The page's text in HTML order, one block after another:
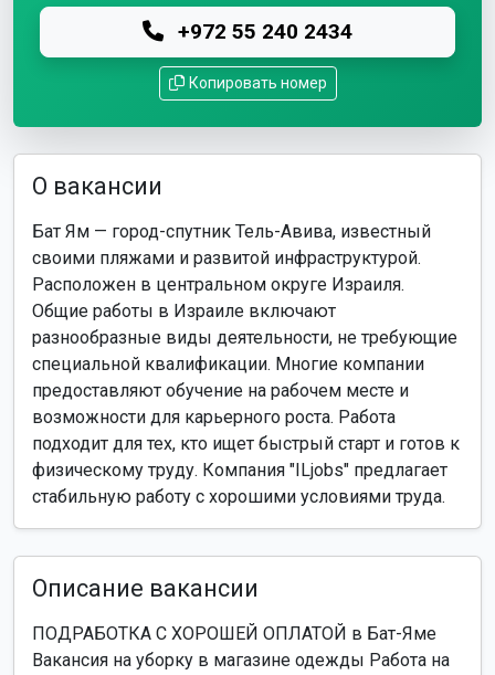
+972 55 240 2434
Копировать номер
О вакансии
Бат Ям — город-спутник Тель-Авива, известный
своими пляжами и развитой инфраструктурой.
Расположен в центральном округе Израиля.
Общие работы в Израиле включают
разнообразные виды деятельности, не требующие
специальной квалификации. Многие компании
предоставляют обучение на рабочем месте и
возможности для карьерного роста. Работа
подходит для тех, кто ищет быстрый старт и готов к
физическому труду. Компания "ILjobs" предлагает
стабильную работу с хорошими условиями труда.
Описание вакансии
ПОДРАБОТКА С ХОРОШЕЙ ОПЛАТОЙ в Бат-Яме
Вакансия на уборку в магазине одежды Работа на